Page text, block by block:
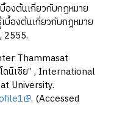
องต้นเกี่ยวกับกฎหมาย
บื้องต้นเกี่ยวกับกฎหมาย
2555.
Thammasat
ดนีเซีย” , International
University.
. (Accessed